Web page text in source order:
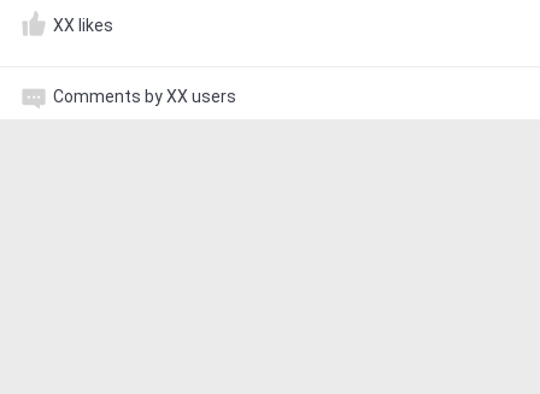
XX likes
Comments by XX users